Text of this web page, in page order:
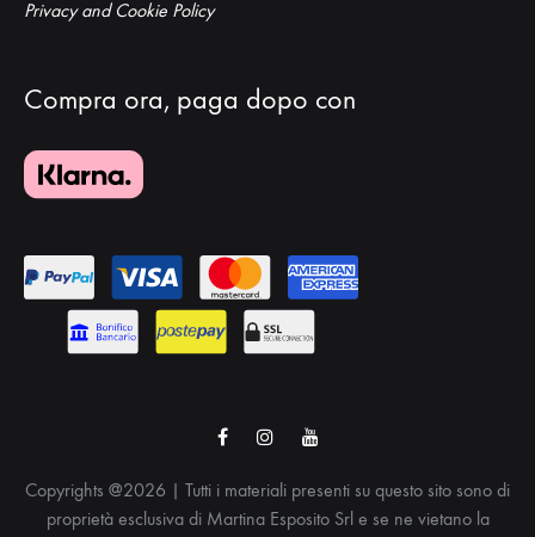
Privacy and Cookie Policy
Compra ora, paga dopo con
Copyrights @2026 | Tutti i materiali presenti su questo sito sono di
proprietà esclusiva di Martina Esposito Srl e se ne vietano la
FacebookInstagramYoutube